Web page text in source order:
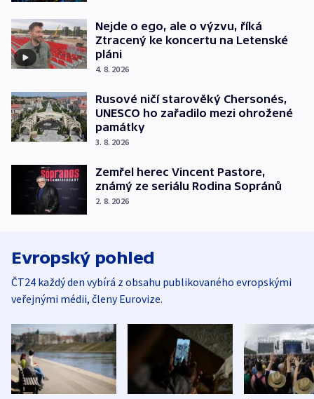
Nejde o ego, ale o výzvu, říká
Ztracený ke koncertu na Letenské
pláni
4. 8. 2026
Rusové ničí starověký Chersonés,
UNESCO ho zařadilo mezi ohrožené
památky
3. 8. 2026
Zemřel herec Vincent Pastore,
známý ze seriálu Rodina Sopránů
2. 8. 2026
Evropský pohled
ČT24 každý den vybírá z obsahu publikovaného evropskými
veřejnými médii, členy Eurovize.